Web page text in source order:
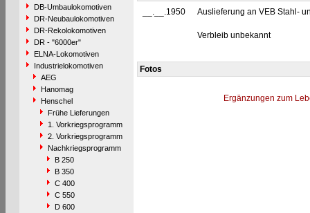
DB-Umbaulokomotiven
DR-Neubaulokomotiven
DR-Rekolokomotiven
DR - "6000er"
ELNA-Lokomotiven
Industrielokomotiven
AEG
Hanomag
Henschel
Frühe Lieferungen
1. Vorkriegsprogramm
2. Vorkriegsprogramm
Nachkriegsprogramm
B 250
B 350
C 400
C 550
D 600
__.__.1950
Auslieferung an VEB Stahl-
Verbleib unbekannt
Fotos
Ergänzungen zum